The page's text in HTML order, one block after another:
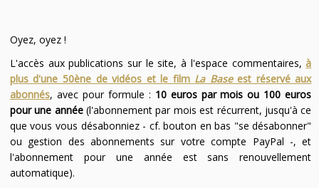
Oyez, oyez !
L'accès aux publications sur le site, à l'espace commentaires,à
plus d'une 50ène de vidéos et le film La Baseest réservé aux
abonnés, avec pour formule : 10 euros par mois ou 100 euros
pour une année(l'abonnement par mois est récurrent, jusqu'à ce
que vous vous désabonniez - cf. bouton en bas "se désabonner"
ou gestion des abonnements sur votre compte PayPal -, et
l'abonnement pour une année est sans renouvellement
automatique).